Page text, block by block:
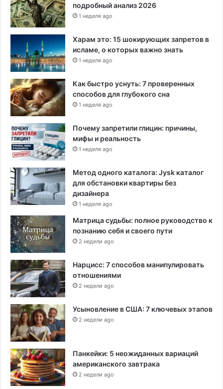
подробный анализ 2026
1 неделя ago
Харам это: 15 шокирующих запретов в
исламе, о которых важно знать
1 неделя ago
Как быстро уснуть: 7 проверенных
способов для глубокого сна
1 неделя ago
Почему запретили глицин: причины,
мифы и реальность
1 неделя ago
Метод одного каталога: Jysk каталог
для обстановки квартиры без
дизайнера
1 неделя ago
Матрица судьбы: полное руководство к
познанию себя и своего пути
2 недели ago
Нарцисс: 7 способов манипулировать
отношениями
2 недели ago
Усыновление в США: 7 ключевых этапов
2 недели ago
Панкейки: 5 неожиданных вариаций
американского завтрака
2 недели ago